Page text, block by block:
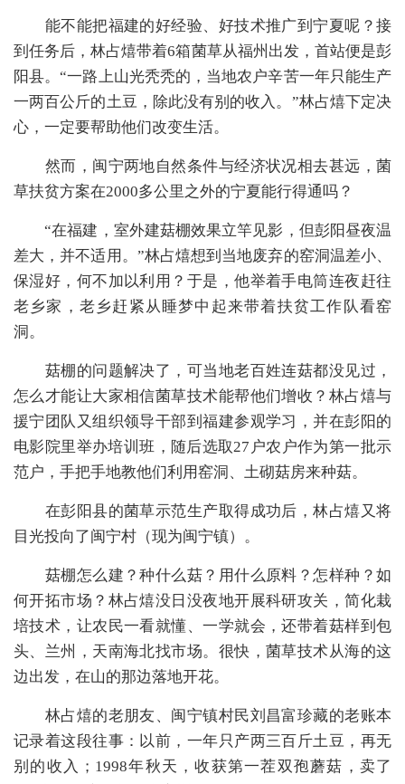
能不能把福建的好经验、好技术推广到宁夏呢？接
到任务后，林占熺带着6箱菌草从福州出发，首站便是彭
阳县。“一路上山光秃秃的，当地农户辛苦一年只能生产
一两百公斤的土豆，除此没有别的收入。”林占熺下定决
心，一定要帮助他们改变生活。
然而，闽宁两地自然条件与经济状况相去甚远，菌
草扶贫方案在2000多公里之外的宁夏能行得通吗？
“在福建，室外建菇棚效果立竿见影，但彭阳昼夜温
差大，并不适用。”林占熺想到当地废弃的窑洞温差小、
保湿好，何不加以利用？于是，他举着手电筒连夜赶往
老乡家，老乡赶紧从睡梦中起来带着扶贫工作队看窑
洞。
菇棚的问题解决了，可当地老百姓连菇都没见过，
怎么才能让大家相信菌草技术能帮他们增收？林占熺与
援宁团队又组织领导干部到福建参观学习，并在彭阳的
电影院里举办培训班，随后选取27户农户作为第一批示
范户，手把手地教他们利用窑洞、土砌菇房来种菇。
在彭阳县的菌草示范生产取得成功后，林占熺又将
目光投向了闽宁村（现为闽宁镇）。
菇棚怎么建？种什么菇？用什么原料？怎样种？如
何开拓市场？林占熺没日没夜地开展科研攻关，简化栽
培技术，让农民一看就懂、一学就会，还带着菇样到包
头、兰州，天南海北找市场。很快，菌草技术从海的这
边出发，在山的那边落地开花。
林占熺的老朋友、闽宁镇村民刘昌富珍藏的老账本
记录着这段往事：以前，一年只产两三百斤土豆，再无
别的收入；1998年秋天，收获第一茬双孢蘑菇，卖了